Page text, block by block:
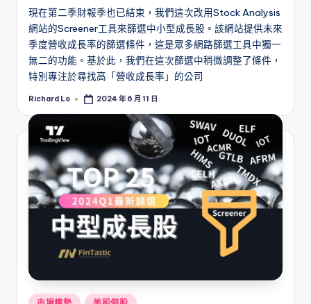
現在第二季財報季也已結束，我們這次改用Stock Analysis
網站的Screener工具來篩選中小型成長股。該網站提供未來
季度營收成長率的篩選條件，這是眾多網路篩選工具中獨一
無二的功能。基於此，我們在這次篩選中稍微調整了條件，
特別專注於尋找高「營收成長率」的公司
Posted
Richard Lo 2024 年 6 月 11 日
Posted